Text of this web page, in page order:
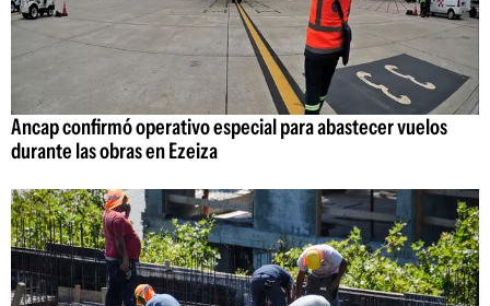
Ancap confirmó operativo especial para abastecer vuelos
durante las obras en Ezeiza